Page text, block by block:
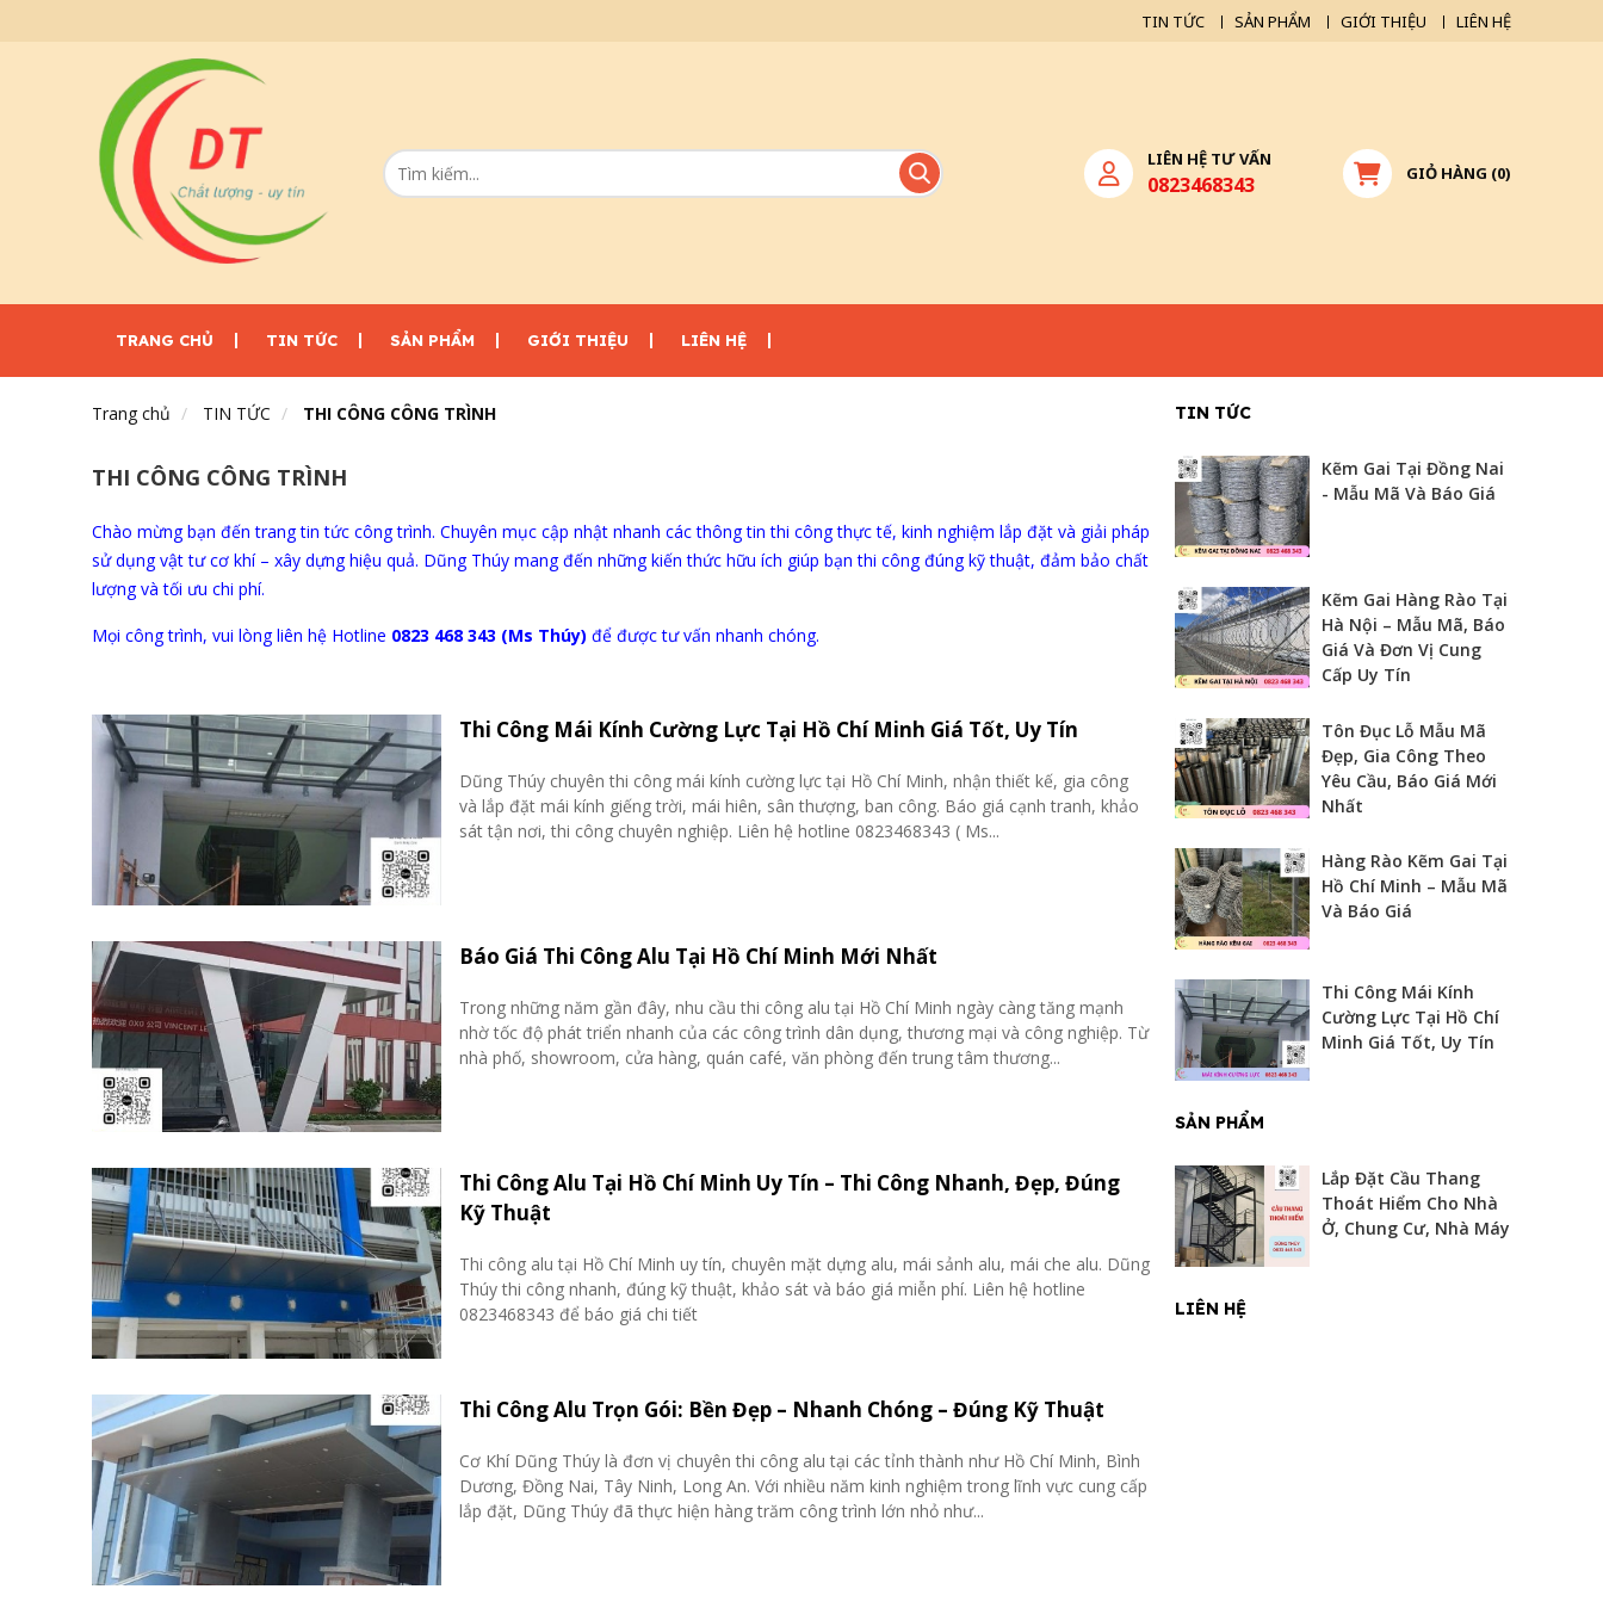
TIN TỨC SẢN PHẨM GIỚI THIỆU LIÊN HỆ
LIÊN HỆ TƯ VẤN
0823468343 GIỎ HÀNG (0)
TRANG CHỦ TIN TỨC SẢN PHẨM GIỚI THIỆU LIÊN HỆ
Trang chủ TIN TỨC THI CÔNG CÔNG TRÌNH
THI CÔNG CÔNG TRÌNH
Chào mừng bạn đến trang tin tức công trình. Chuyên mục cập nhật nhanh các thông tin thi công thực tế, kinh nghiệm lắp đặt và giải pháp
sử dụng vật tư cơ khí – xây dựng hiệu quả. Dũng Thúy mang đến những kiến thức hữu ích giúp bạn thi công đúng kỹ thuật, đảm bảo chất
lượng và tối ưu chi phí.
Mọi công trình, vui lòng liên hệ Hotline 0823 468 343 (Ms Thúy) để được tư vấn nhanh chóng.
Thi Công Mái Kính Cường Lực Tại Hồ Chí Minh Giá Tốt, Uy Tín
Dũng Thúy chuyên thi công mái kính cường lực tại Hồ Chí Minh, nhận thiết kế, gia công
và lắp đặt mái kính giếng trời, mái hiên, sân thượng, ban công. Báo giá cạnh tranh, khảo
sát tận nơi, thi công chuyên nghiệp. Liên hệ hotline 0823468343 ( Ms...
Báo Giá Thi Công Alu Tại Hồ Chí Minh Mới Nhất
Trong những năm gần đây, nhu cầu thi công alu tại Hồ Chí Minh ngày càng tăng mạnh
nhờ tốc độ phát triển nhanh của các công trình dân dụng, thương mại và công nghiệp. Từ
nhà phố, showroom, cửa hàng, quán café, văn phòng đến trung tâm thương...
Thi Công Alu Tại Hồ Chí Minh Uy Tín – Thi Công Nhanh, Đẹp, Đúng
Kỹ Thuật
Thi công alu tại Hồ Chí Minh uy tín, chuyên mặt dựng alu, mái sảnh alu, mái che alu. Dũng
Thúy thi công nhanh, đúng kỹ thuật, khảo sát và báo giá miễn phí. Liên hệ hotline
0823468343 để báo giá chi tiết
Thi Công Alu Trọn Gói: Bền Đẹp – Nhanh Chóng – Đúng Kỹ Thuật
Cơ Khí Dũng Thúy là đơn vị chuyên thi công alu tại các tỉnh thành như Hồ Chí Minh, Bình
Dương, Đồng Nai, Tây Ninh, Long An. Với nhiều năm kinh nghiệm trong lĩnh vực cung cấp
lắp đặt, Dũng Thúy đã thực hiện hàng trăm công trình lớn nhỏ như...
TIN TỨC
Kẽm Gai Tại Đồng Nai
- Mẫu Mã Và Báo Giá
Kẽm Gai Hàng Rào Tại
Hà Nội – Mẫu Mã, Báo
Giá Và Đơn Vị Cung
Cấp Uy Tín
Tôn Đục Lỗ Mẫu Mã
Đẹp, Gia Công Theo
Yêu Cầu, Báo Giá Mới
Nhất
Hàng Rào Kẽm Gai Tại
Hồ Chí Minh – Mẫu Mã
Và Báo Giá
Thi Công Mái Kính
Cường Lực Tại Hồ Chí
Minh Giá Tốt, Uy Tín
SẢN PHẨM
Lắp Đặt Cầu Thang
Thoát Hiểm Cho Nhà
Ở, Chung Cư, Nhà Máy
LIÊN HỆ